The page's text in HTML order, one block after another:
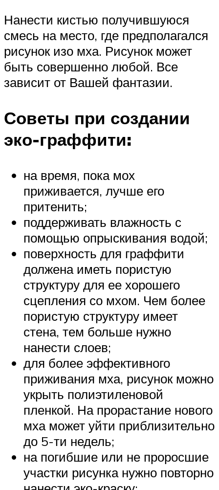
Нанести кистью получившуюся
смесь на место, где предполагался
рисунок изо мха. Рисунок может
быть совершенно любой. Все
зависит от Вашей фантазии.
Советы при создании
эко-граффити:
на время, пока мох
приживается, лучше его
притенить;
поддерживать влажность с
помощью опрыскивания водой;
поверхность для граффити
должена иметь пористую
структуру для ее хорошего
сцепления со мхом. Чем более
пористую структуру имеет
стена, тем больше нужно
нанести слоев;
для более эффективного
приживания мха, рисунок можно
укрыть полиэтиленовой
пленкой. На прорастание нового
мха может уйти приблизительно
до 5-ти недель;
на погибшие или не проросшие
участки рисунка нужно повторно